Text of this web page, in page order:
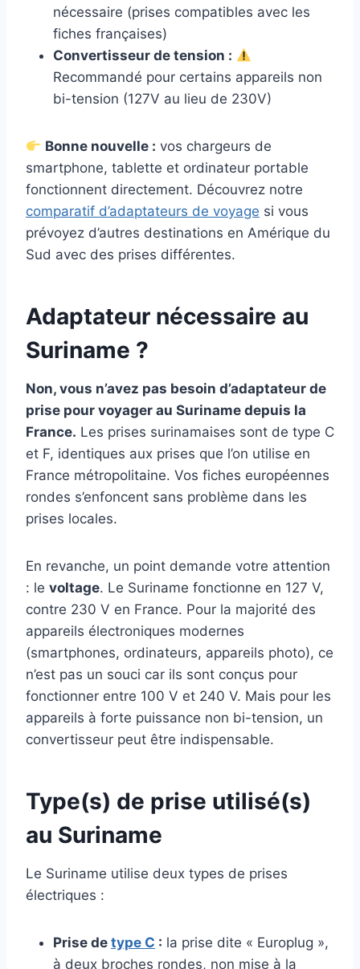
nécessaire (prises compatibles avec les
fiches françaises)
Convertisseur de tension :
Recommandé pour certains appareils non
bi-tension (127V au lieu de 230V)
Bonne nouvelle : vos chargeurs de
smartphone, tablette et ordinateur portable
fonctionnent directement. Découvrez notre
comparatif d’adaptateurs de voyage si vous
prévoyez d’autres destinations en Amérique du
Sud avec des prises différentes.
Adaptateur nécessaire au
Suriname ?
Non, vous n’avez pas besoin d’adaptateur de
prise pour voyager au Suriname depuis la
France. Les prises surinamaises sont de type C
et F, identiques aux prises que l’on utilise en
France métropolitaine. Vos fiches européennes
rondes s’enfoncent sans problème dans les
prises locales.
En revanche, un point demande votre attention
: le voltage. Le Suriname fonctionne en 127 V,
contre 230 V en France. Pour la majorité des
appareils électroniques modernes
(smartphones, ordinateurs, appareils photo), ce
n’est pas un souci car ils sont conçus pour
fonctionner entre 100 V et 240 V. Mais pour les
appareils à forte puissance non bi-tension, un
convertisseur peut être indispensable.
Type(s) de prise utilisé(s)
au Suriname
Le Suriname utilise deux types de prises
électriques :
Prise de type C : la prise dite « Europlug »,
à deux broches rondes, non mise à la